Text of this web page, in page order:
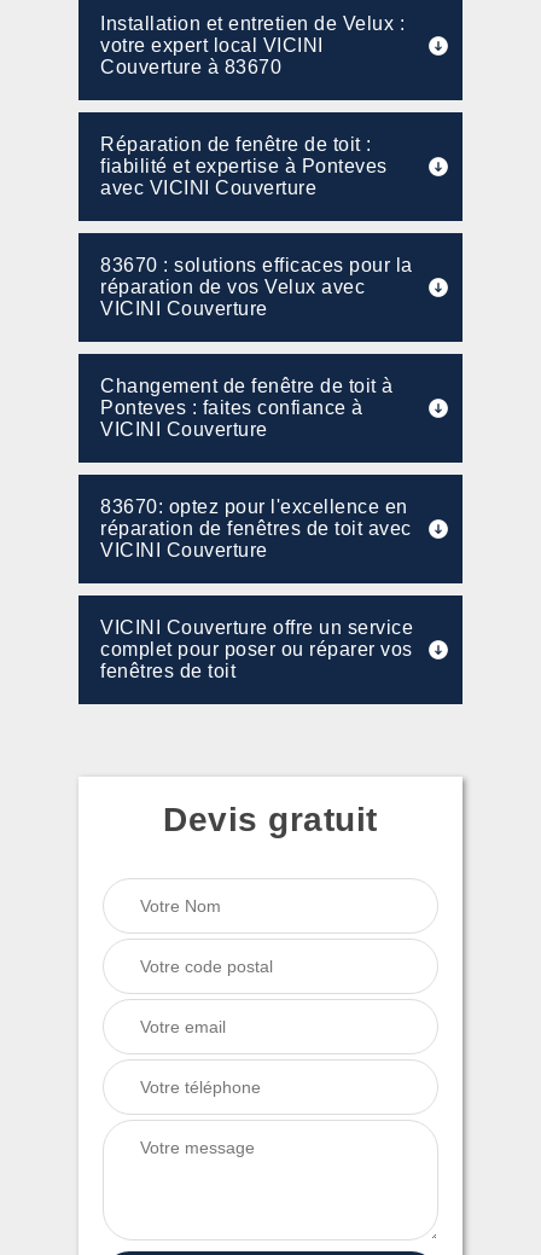
Installation et entretien de Velux :
votre expert local VICINI
Couverture à 83670
Réparation de fenêtre de toit :
fiabilité et expertise à Ponteves
avec VICINI Couverture
83670 : solutions efficaces pour la
réparation de vos Velux avec
VICINI Couverture
Changement de fenêtre de toit à
Ponteves : faites confiance à
VICINI Couverture
83670: optez pour l'excellence en
réparation de fenêtres de toit avec
VICINI Couverture
VICINI Couverture offre un service
complet pour poser ou réparer vos
fenêtres de toit
Devis gratuit